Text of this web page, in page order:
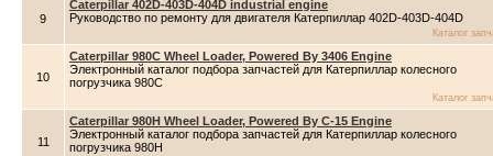
9
Caterpillar 402D-403D-404D industrial engine
Руководство по ремонту для двигателя Катерпиллар 402D-403D-404D
Каталог
10
Caterpillar 980C Wheel Loader, Powered By 3406 Engine
Электронный каталог подбора запчастей для Катерпиллар колесного
погрузчика 980C
Каталог
11
Caterpillar 980H Wheel Loader, Powered By C-15 Engine
Электронный каталог подбора запчастей для Катерпиллар колесного
погрузчика 980H